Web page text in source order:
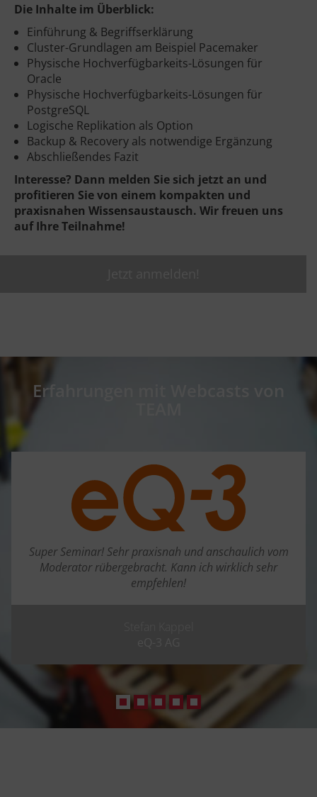
Die Inhalte im Überblick:
Einführung & Begriffserklärung
Cluster-Grundlagen am Beispiel Pacemaker
Physische Hochverfügbarkeits-Lösungen für
Oracle
Physische Hochverfügbarkeits-Lösungen für
PostgreSQL
Logische Replikation als Option
Backup & Recovery als notwendige Ergänzung
Abschließendes Fazit
Interesse? Dann melden Sie sich jetzt an und
profitieren Sie von einem kompakten und
praxisnahen Wissensaustausch. Wir freuen uns
auf Ihre Teilnahme!
Erfahrungen mit Webcasts von
Super Seminar! Sehr praxisnah und anschaulich vom
Moderator rübergebracht. Kann ich wirklich sehr
empfehlen!